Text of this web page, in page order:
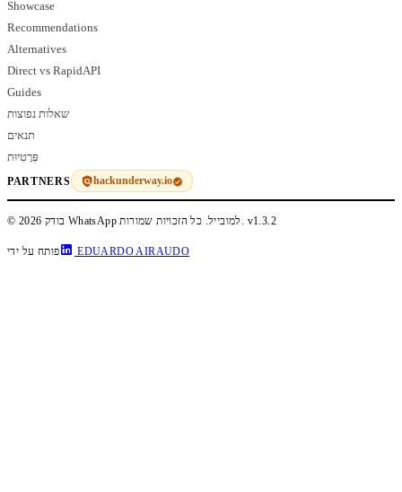
Showcase
Recommendations
Alternatives
Direct vs RapidAPI
Guides
שאלות נפוצות
תנאים
פְּרָטִיוּת
PARTNERS hackunderway.io
© 2026 בודק WhatsApp למובייל. כל הזכויות שמורות. v1.3.2
פותח על ידי EDUARDO AIRAUDO